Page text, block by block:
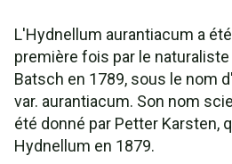
L'Hydnellum aurantiacum a
première fois par le
Batsch en 1789, sous le nom
var. aurantiacum. Son nom
été donné par Petter Karsten,
Hydnellum en 1879.